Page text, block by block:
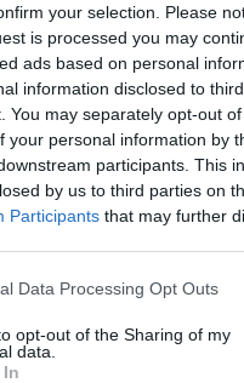
your selection. Please
is processed you may
ads based on personal
information disclosed to
You may separately opt-out
your personal information by
participants. This
by us to third parties on
Participants that may further
Data Processing Opt Outs
opt-out of the Sharing of my
data.
ELNYERTE
EZZEL A
TEMPLOMA
MÁR TELJESEN ÚGY
AZT Ő IS